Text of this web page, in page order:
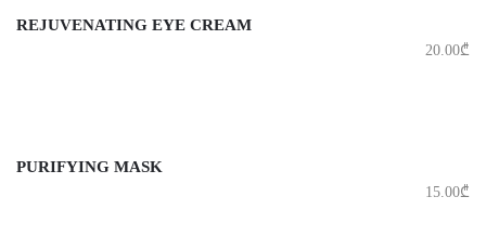
REJUVENATING EYE CREAM
20.00₾
PURIFYING MASK
15.00₾